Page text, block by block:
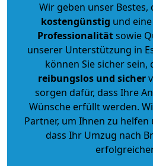
Wir geben unser Bestes,
kostengünstig und eine
Professionalitätsowie
unserer Unterstützung in
können Sie sicher sein,
reibungslos und sicher
sorgen dafür, dass Ihre
Wünsche erfüllt werden.
Partner, um Ihnen zu
dass Ihr Umzug nach